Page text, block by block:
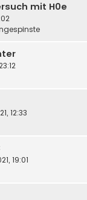
mit H0e
12:33
19:01